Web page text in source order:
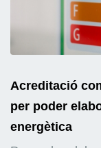
Acreditació
per poder
energètica